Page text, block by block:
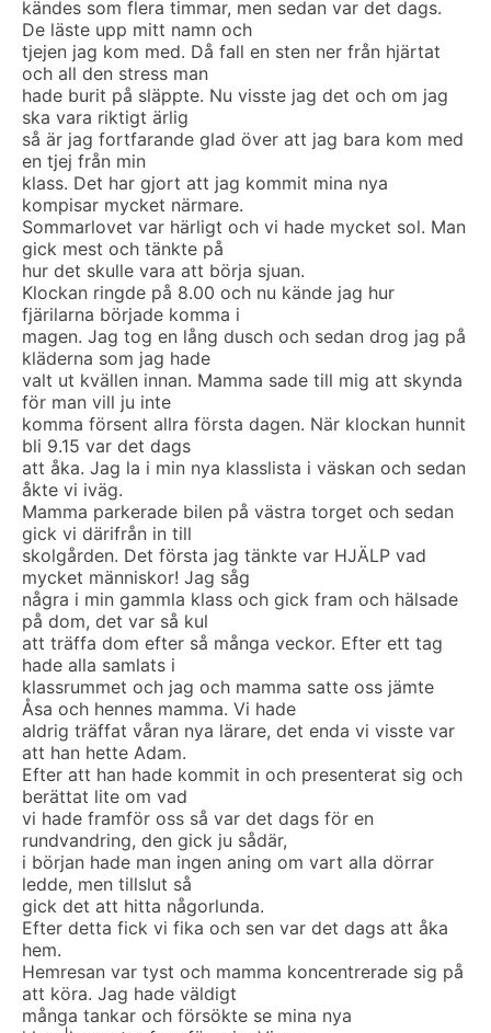
kändes som flera timmar, men sedan var det dags.
De läste upp mitt namn och
tjejen jag kom med. Då fall en sten ner från hjärtat
och all den stress man
hade burit på släppte. Nu visste jag det och om jag
ska vara riktigt ärlig
så är jag fortfarande glad över att jag bara kom med
en tjej från min
klass. Det har gjort att jag kommit mina nya
kompisar mycket närmare.
Sommarlovet var härligt och vi hade mycket sol. Man
gick mest och tänkte på
hur det skulle vara att börja sjuan.
Klockan ringde på 8.00 och nu kände jag hur
fjärilarna började komma i
magen. Jag tog en lång dusch och sedan drog jag på
kläderna som jag hade
valt ut kvällen innan. Mamma sade till mig att skynda
för man vill ju inte
komma försent allra första dagen. När klockan hunnit
bli 9.15 var det dags
att åka. Jag la i min nya klasslista i väskan och sedan
åkte vi iväg.
Mamma parkerade bilen på västra torget och sedan
gick vi därifrån in till
skolgården. Det första jag tänkte var HJÄLP vad
mycket människor! Jag såg
några i min gammla klass och gick fram och hälsade
på dom, det var så kul
att träffa dom efter så många veckor. Efter ett tag
hade alla samlats i
klassrummet och jag och mamma satte oss jämte
Åsa och hennes mamma. Vi hade
aldrig träffat våran nya lärare, det enda vi visste var
att han hette Adam.
Efter att han hade kommit in och presenterat sig och
berättat lite om vad
vi hade framför oss så var det dags för en
rundvandring, den gick ju sådär,
i början hade man ingen aning om vart alla dörrar
ledde, men tillslut så
gick det att hitta någorlunda.
Efter detta fick vi fika och sen var det dags att åka
hem.
Hemresan var tyst och mamma koncentrerade sig på
att köra. Jag hade väldigt
många tankar och försökte se mina nya